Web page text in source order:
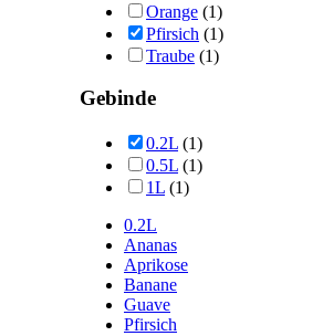
Orange (1)
Pfirsich (1)
Traube (1)
Gebinde
0.2L (1)
0.5L (1)
1L (1)
0.2L
Ananas
Aprikose
Banane
Guave
Pfirsich